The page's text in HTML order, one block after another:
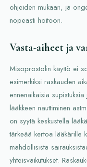
ohjeiden mukaan, ja
nopeasti hoitoon.
Vasta-aiheet ja
Misoprostolin käyttö ei
esimerkiksi raskauden
ennenaikaisia
lääkkeen nauttiminen
on syytä keskustella
tärkeää kertoa lääkärille
mahdollisista
yhteisvaikutukset.